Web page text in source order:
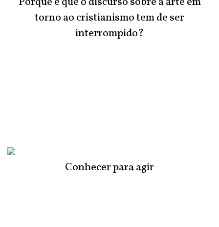
torno ao cristianismo tem de ser
interrompido?
Conhecer para agir